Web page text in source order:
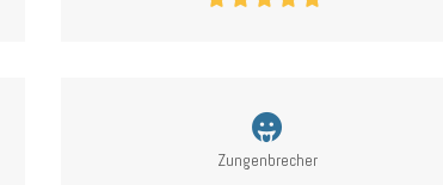
Zungenbrecher